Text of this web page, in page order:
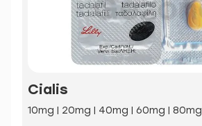
Cialis
10mg | 20mg | 40mg | 60mg | 80mg